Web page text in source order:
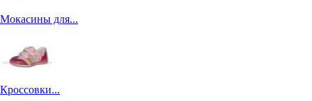
Мокасины для...
Кроссовки...